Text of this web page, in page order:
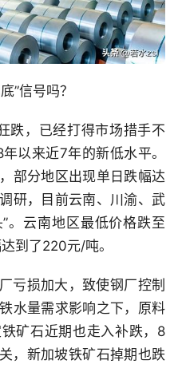
”信号吗？
跌，已经打得市场措手不
以来近7年的新低水平。
部分地区出现单日跌幅达
研，目前云南、川渝、武
。云南地区最低价格跌至
到了220元/吨。
亏损加大，致使钢厂控制
水量需求影响之下，原料
矿石近期也走入补跌，8
，新加坡铁矿石掉期也跌